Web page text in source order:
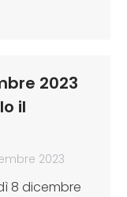
2023
il
2023
8 dicembre